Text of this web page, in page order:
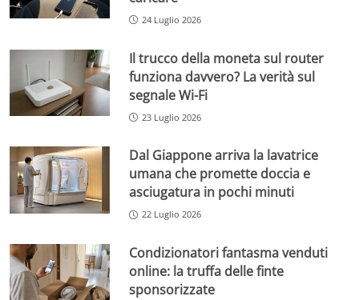
24 Luglio 2026
Il trucco della moneta sul router
funziona davvero? La verità sul
segnale Wi-Fi
23 Luglio 2026
Dal Giappone arriva la lavatrice
umana che promette doccia e
asciugatura in pochi minuti
22 Luglio 2026
Condizionatori fantasma venduti
online: la truffa delle finte
sponsorizzate